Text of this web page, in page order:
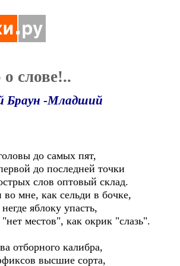
слове!..
Браун -Младший
до самых пят,
до последней точки
слов оптовый склад.
мне, как сельди в бочке,
яблоку упасть,
местов", как окрик "слазь".
отборного калибра,
высшие сорта,